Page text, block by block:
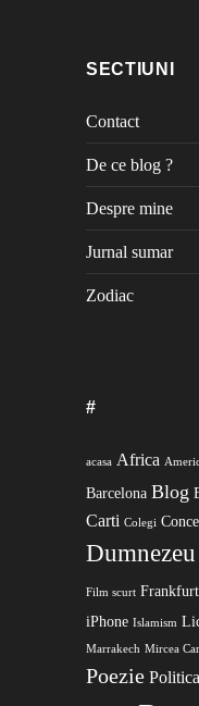
SECTIUNI
Contact
De ce blog ?
Despre mine
Jurnal sumar
Zodiac
#
acasa Africa
Barcelona Blog
Carti Colegi
Dumnezeu
Film scurt Frankfurt
iPhone Islamism
Marrakech Mircea
Poezie Politica